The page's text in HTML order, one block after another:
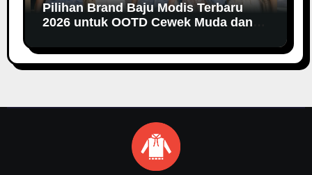
Pilihan Brand Baju Modis Terbaru
2026 untuk OOTD Cewek Muda dan